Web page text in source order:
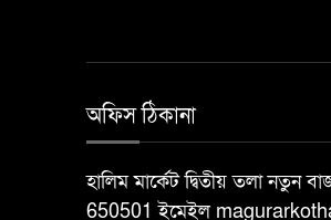
অফিস ঠিকানা
হালিম মার্কেট দ্বিতীয় তলা
650501 ইমেইল